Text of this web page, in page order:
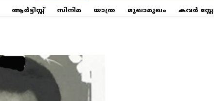
ആര്‍ട്ടിസ്റ്റ് സിനിമ യാത്ര മുഖാമുഖം കവർ